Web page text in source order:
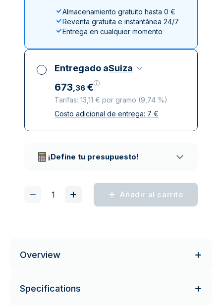
Almacenamiento gratuito hasta 0 €
Reventa gratuita e instantánea 24/7
Entrega en cualquier momento
Entregado aSuiza
673,36 €
Tarifas: 13,11 € por gramo (9,74 %)
Impuestos incluidos
Costo adicional de entrega: 7 €
¡Define tu presupuesto!
Añadir al carrito
Overview
Specifications